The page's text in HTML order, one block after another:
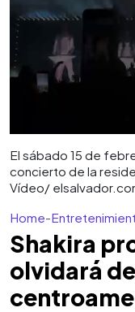
El sábado 15 de
concierto de la
Vídeo/
Home-
Shakira
olvidará